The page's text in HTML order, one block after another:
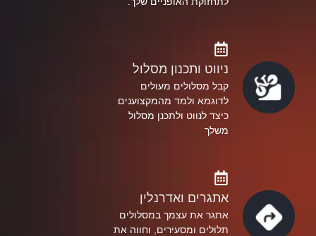
ניווט ותכנון מסלול
קבל מסלולים מעולים
לדוגמא ולמד מהמקצוענים
כיצד לנווט ולתכנן מסלול
משלך
אתגרים ואדרנלין
אתגר את עצמך במסלולים
תלולים ומסעירים, וחווה את